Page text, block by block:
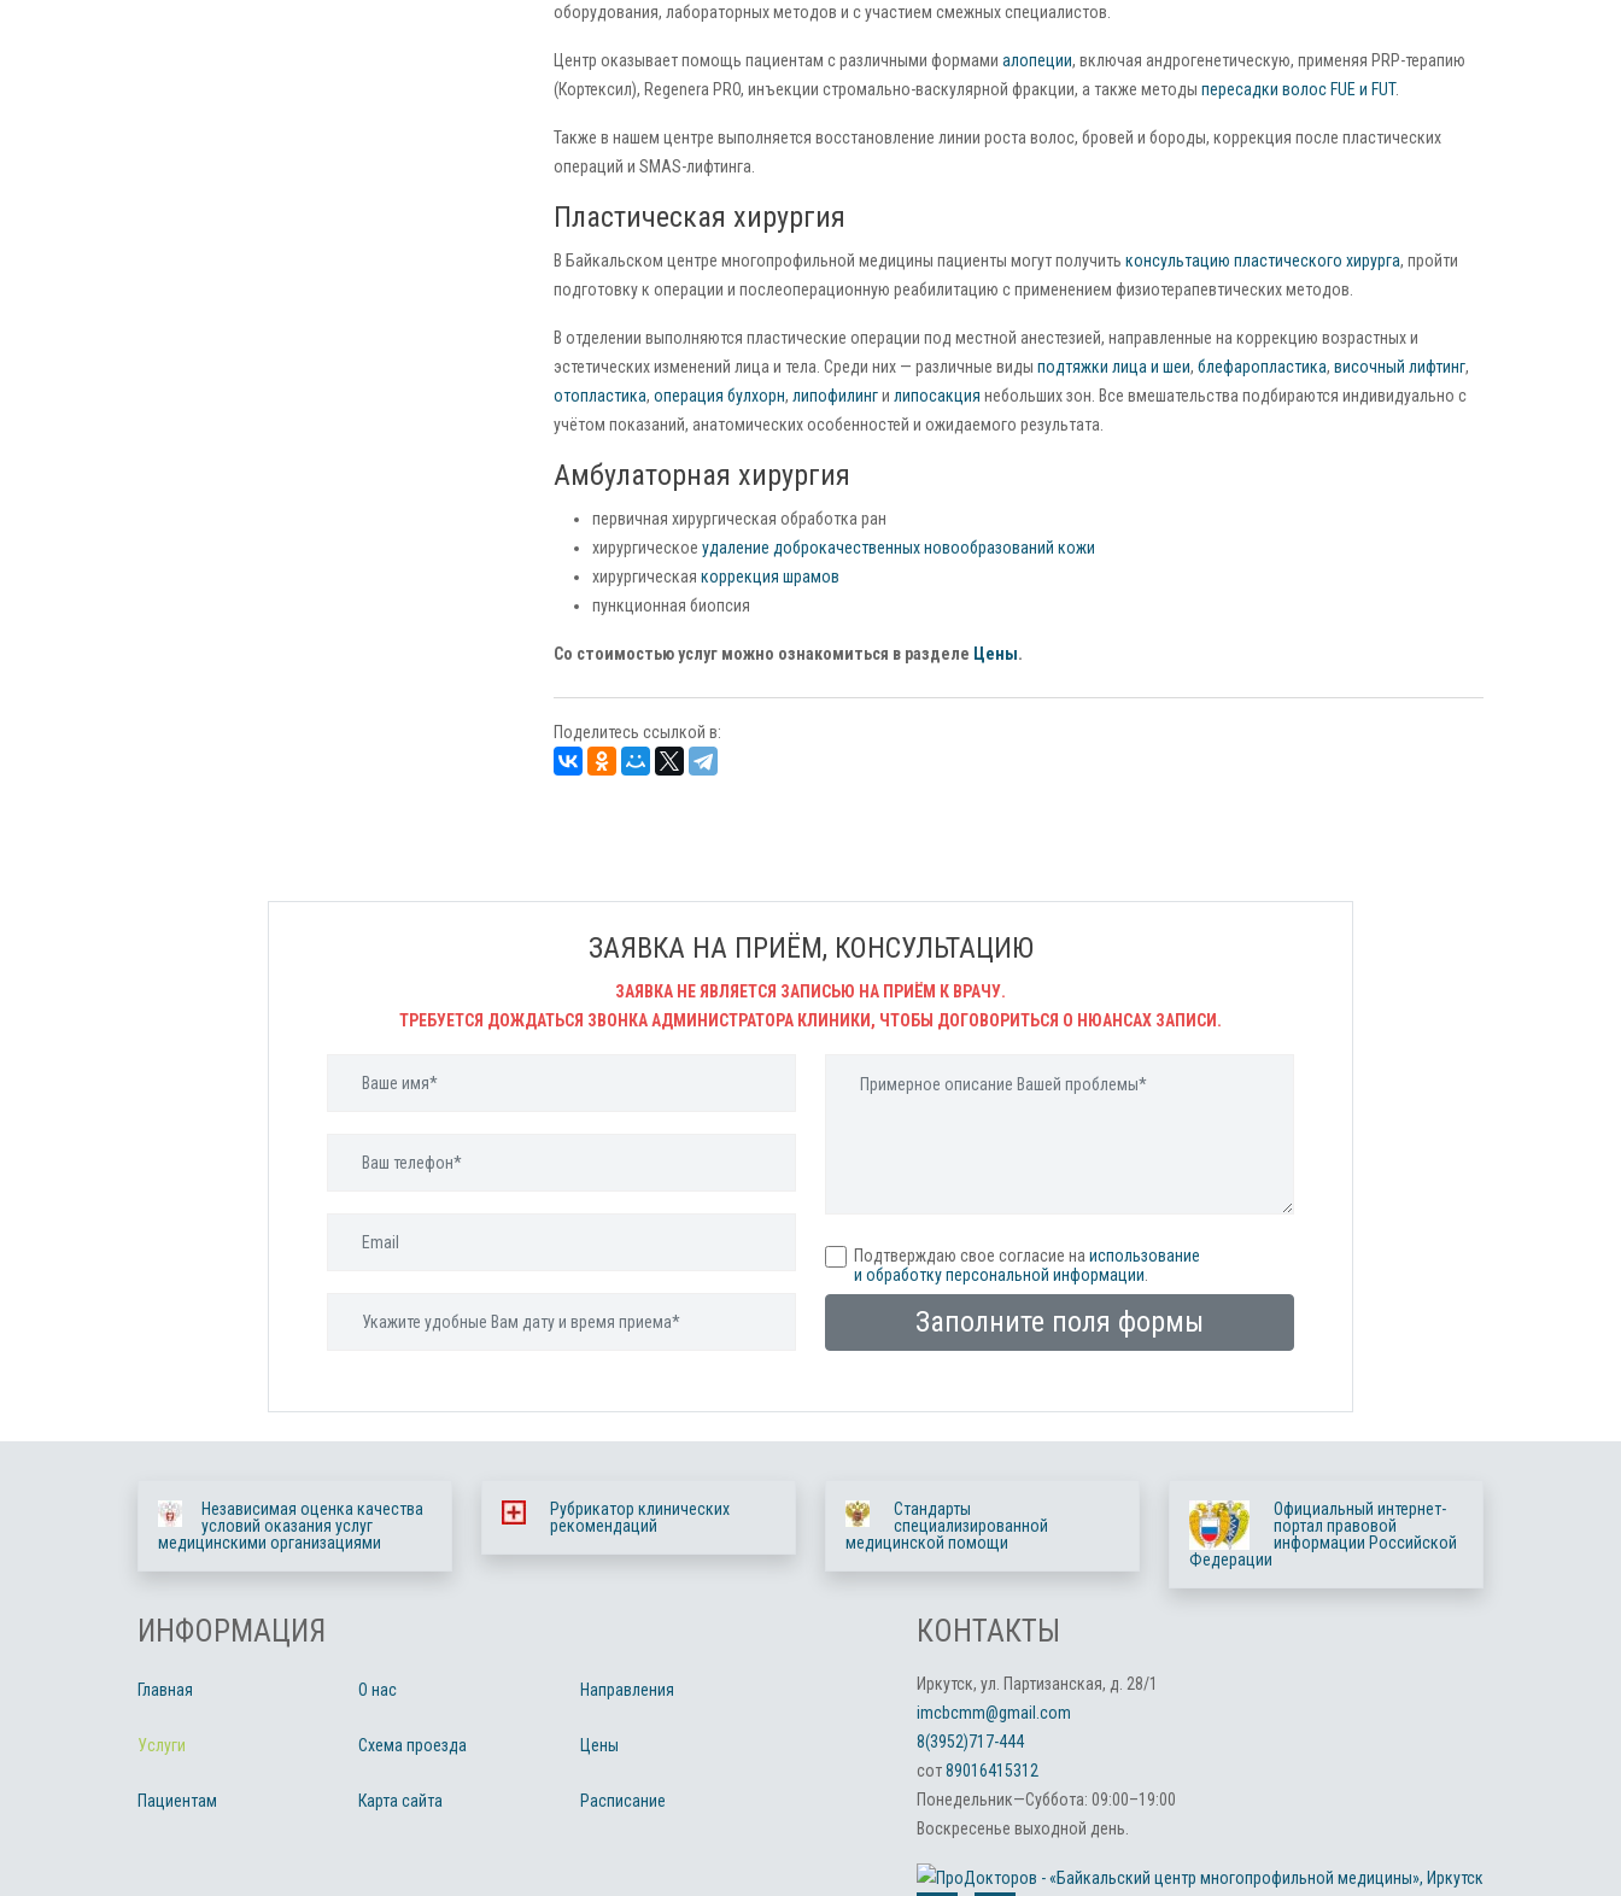
оборудования, лабораторных методов и с участием смежных специалистов.
Центр оказывает помощь пациентам с различными формами алопеции, включая андрогенетическую, применяя PRP-терапию
(Кортексил), Regenera PRO, инъекции стромально-васкулярной фракции, а также методы пересадки волос FUE и FUT.
Также в нашем центре выполняется восстановление линии роста волос, бровей и бороды, коррекция после пластических
операций и SMAS-лифтинга.
Пластическая хирургия
В Байкальском центре многопрофильной медицины пациенты могут получить консультацию пластического хирурга, пройти
подготовку к операции и послеоперационную реабилитацию с применением физиотерапевтических методов.
В отделении выполняются пластические операции под местной анестезией, направленные на коррекцию возрастных и
эстетических изменений лица и тела. Среди них — различные виды подтяжки лица и шеи, блефаропластика, височный лифтинг,
отопластика, операция булхорн, липофилинги липосакция небольших зон. Все вмешательства подбираются индивидуально с
учётом показаний, анатомических особенностей и ожидаемого результата.
Амбулаторная хирургия
первичная хирургическая обработка ран
хирургическое удаление доброкачественных новообразований кожи
хирургическая коррекция шрамов
пункционная биопсия
Со стоимостью услуг можно ознакомиться в разделе Цены.
Поделитесь ссылкой в:
ЗАЯВКА НА ПРИЁМ, КОНСУЛЬТАЦИЮ
ЗАЯВКА НЕ ЯВЛЯЕТСЯ ЗАПИСЬЮ НА ПРИЁМ К ВРАЧУ.
ТРЕБУЕТСЯ ДОЖДАТЬСЯ ЗВОНКА АДМИНИСТРАТОРА КЛИНИКИ, ЧТОБЫ ДОГОВОРИТЬСЯ О НЮАНСАХ ЗАПИСИ.
Подтверждаю свое согласие на использование
и обработку персональной информации
Заполните поля формы
Независимая оценка качества
условий оказания услуг
медицинскими организациями
Рубрикатор клинических
рекомендаций
Стандарты
специализированной
медицинской помощи
Официальный интернет-
портал правовой
информации Российской
Федерации
ИНФОРМАЦИЯ
Главная О нас Направления
Услуги Схема проезда Цены
Пациентам Карта сайта Расписание
КОНТАКТЫ
Иркутск, ул. Партизанская, д. 28/1
imcbcmm@gmail.com
8(3952)717-444
сот89016415312
Понедельник—Суббота: 09:00–19:00
Воскресенье выходной день.